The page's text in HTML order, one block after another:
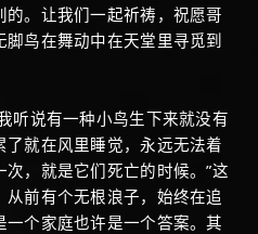
。让我们一起祈祷，祝愿哥
鸟在舞动中在天堂里寻觅到
听说有一种小鸟生下来就没有
就在风里睡觉，永远无法着
，就是它们死亡的时候。”这
前有个无根浪子，始终在追
个家庭也许是一个答案。其